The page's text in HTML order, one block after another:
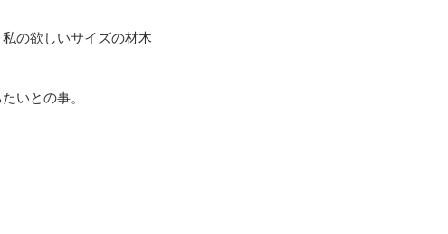
の欲しいサイズの材木
いとの事。